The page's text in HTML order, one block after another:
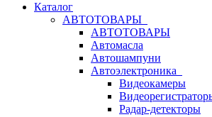
Каталог
АВТОТОВАРЫ
АВТОТОВАРЫ
Автомасла
Автошампуни
Автоэлектроника
Видеокамеры
Радар-детекторы